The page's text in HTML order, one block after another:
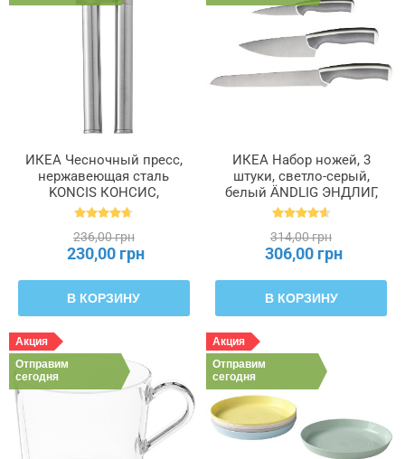
ИКЕА Чесночный пресс,
нержавеющая сталь
KONCIS КОНСИС,
000.891.63
236,00 грн
230,00 грн
В КОРЗИНУ
ИКЕА Набор ножей, 3
штуки, светло-серый,
белый ÄNDLIG ЭНДЛИГ,
702.576.24
314,00 грн
306,00 грн
В КОРЗИНУ
Акция
Отправим
сегодня
Акция
Отправим
сегодня